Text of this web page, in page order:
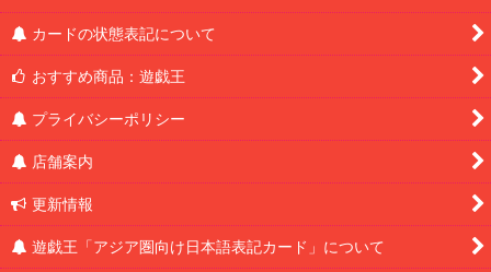
カードの状態表記について
おすすめ商品：遊戯王
プライバシーポリシー
店舗案内
更新情報
遊戯王「アジア圏向け日本語表記カード」について